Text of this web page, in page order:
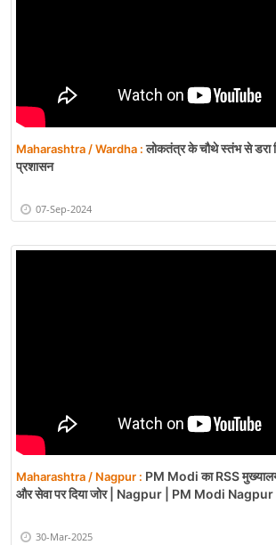
Maharashtra / Wardha :लोकतंत्र के चौथे स्तंभ से डरा
प्रशासन
07-Sep-2024
Maharashtra / Nagpur : PM Modi का RSS मुख्यालय
और सेवा पर दिया जोर | Nagpur | PM Modi
30-Mar-2025